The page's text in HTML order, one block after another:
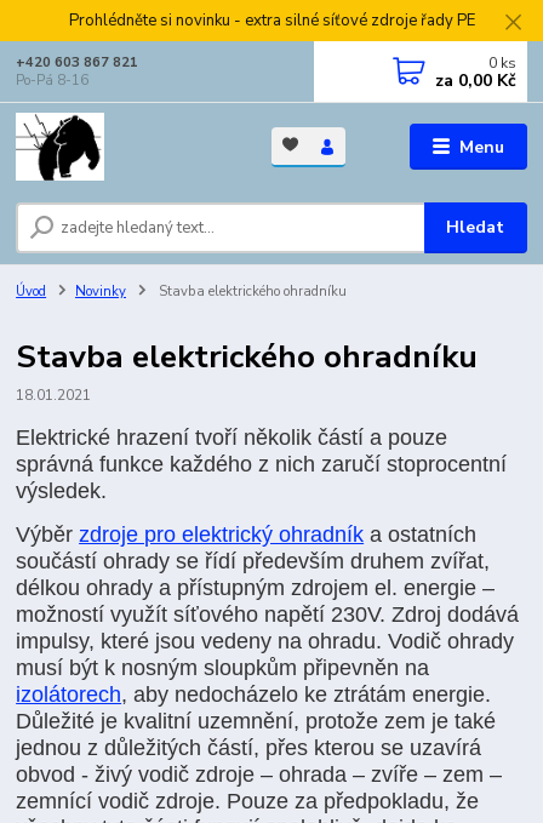
Prohlédněte si novinku - extra silné síťové zdroje řady PE
Menu
Hledat
+420 603 867 821
Po-Pá 8-16
0 ks
za 0,00 Kč
Úvod Novinky Stavba elektrického ohradníku
Stavba elektrického ohradníku
18.01.2021
Elektrické hrazení tvoří několik částí a pouze
správná funkce každého z nich zaručí stoprocentní
výsledek.
Výběrzdroje pro elektrický ohradník a ostatních
součástí ohrady se řídí především druhem zvířat,
délkou ohrady a přístupným zdrojem el. energie –
možností využít síťového napětí 230V. Zdroj dodává
impulsy, které jsou vedeny na ohradu. Vodič ohrady
musí být k nosným sloupkům připevněn na
izolátorech, aby nedocházelo ke ztrátám energie.
Důležité je kvalitní uzemnění, protože zem je také
jednou z důležitých částí, přes kterou se uzavírá
obvod - živý vodič zdroje – ohrada – zvíře – zem –
zemnící vodič zdroje. Pouze za předpokladu, že